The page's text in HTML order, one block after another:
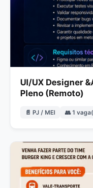
UI/UX Designer
Pleno (Remoto)
📄 PJ / MEI 👥 1